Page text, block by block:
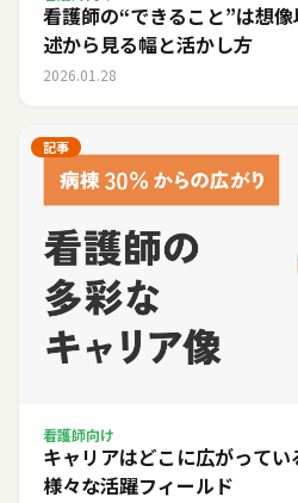
看護師の“できること”は想
述から見る幅と活かし方
2026.01.28
記事
看護師向け
キャリアはどこに広がって
様々な活躍フィールド